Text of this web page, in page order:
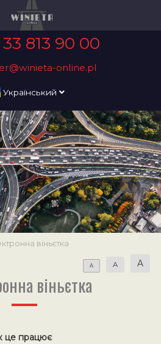
813 90 00
online.pl
Український
віньєтка
A A A
віньєтка
це працює